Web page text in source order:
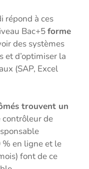
répond à ces
Bac+5forme
des systèmes
et d’optimiser la
(SAP, Excel
trouvent un
contrôleur de
en ligne et le
font de ce